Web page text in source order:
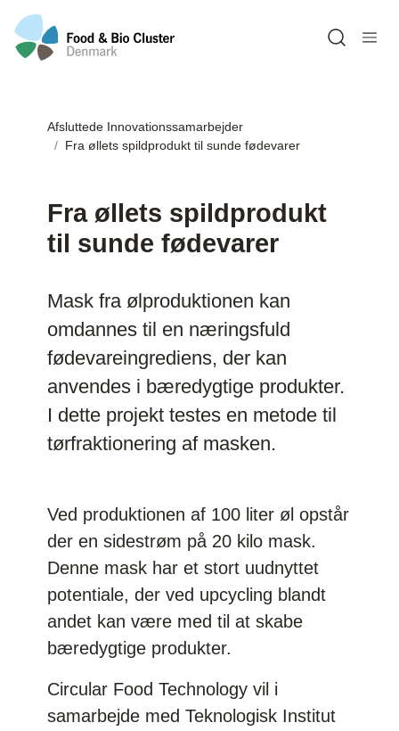
Afsluttede Innovationssamarbejder
Fra øllets spildprodukt til sunde fødevarer
Fra øllets spildprodukt
til sunde fødevarer
Mask fra ølproduktionen kan
omdannes til en næringsfuld
fødevareingrediens, der kan
anvendes i bæredygtige produkter.
I dette projekt testes en metode til
tørfraktionering af masken.
Ved produktionen af 100 liter øl opstår
der en sidestrøm på 20 kilo mask.
Denne mask har et stort uudnyttet
potentiale, der ved upcycling blandt
andet kan være med til at skabe
bæredygtige produkter.
Circular Food Technology vil i
samarbejde med Teknologisk Institut